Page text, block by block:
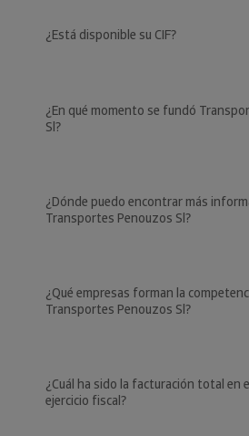
¿Está disponible su CIF?
¿En qué momento se fundó
Sl?
¿Dónde puedo encontrar más
Transportes Penouzos Sl?
¿Qué empresas forman la
Transportes Penouzos Sl?
¿Cuál ha sido la facturación total en
ejercicio fiscal?